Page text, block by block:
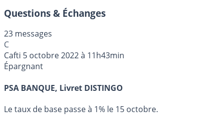
Questions & Échanges
23 messages
C
Cafti 5 octobre 2022 à 11h43min
Épargnant
PSA BANQUE, Livret DISTINGO
Le taux de base passe à 1% le 15 octobre.